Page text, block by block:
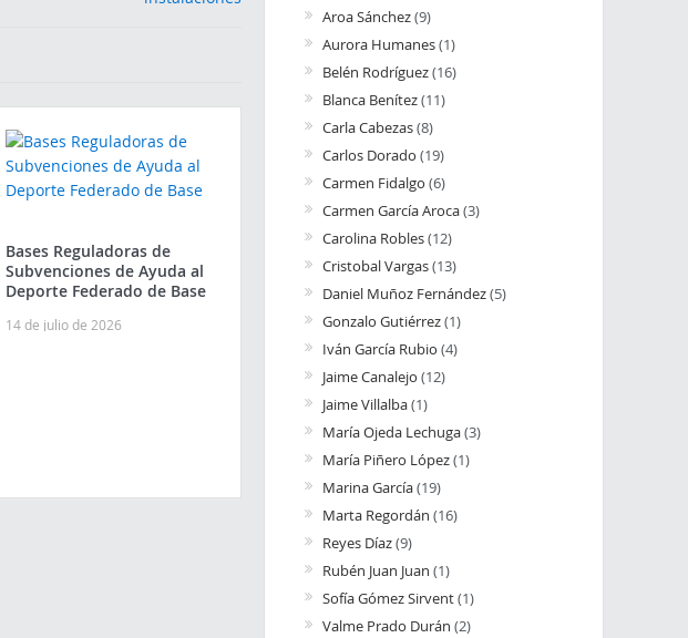
Bases Reguladoras de
Subvenciones de Ayuda al
Deporte Federado de Base
14 de julio de 2026
Aroa Sánchez(9)
Aurora Humanes(1)
Belén Rodríguez(16)
Blanca Benítez(11)
Carla Cabezas(8)
Carlos Dorado (19)
Carmen Fidalgo (6)
Carmen García Aroca(3)
Carolina Robles(12)
Cristobal Vargas(13)
Daniel Muñoz Fernández(5)
Gonzalo Gutiérrez(1)
Iván García Rubio (4)
Jaime Canalejo (12)
Jaime Villalba(1)
María Ojeda Lechuga(3)
María Piñero López(1)
Marina García(19)
Marta Regordán (16)
Reyes Díaz(9)
Rubén Juan Juan (1)
Sofía Gómez Sirvent(1)
Valme Prado Durán (2)